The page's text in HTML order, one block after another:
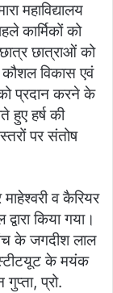
महाविद्यालय
कार्मिकों को
छात्राओं को
विकास एवं
को प्रदान करने के
हुए हर्ष की
पर संतोष
व कैरियर
किया गया।
के जगदीश लाल
के मयंक
प्रो.